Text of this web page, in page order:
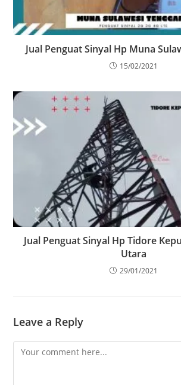
Jual Penguat Sinyal Hp Muna
15/02/2021
Jual Penguat Sinyal Hp Tidore
Utara
29/01/2021
Leave a Reply
Comment